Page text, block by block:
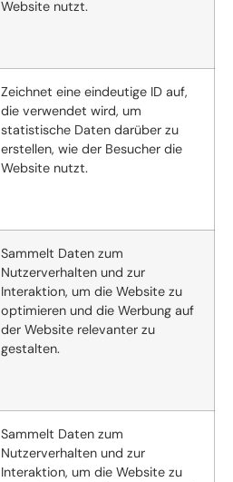
Website nutzt.
Zeichnet eine eindeutige ID auf,
die verwendet wird, um
statistische Daten darüber zu
erstellen, wie der Besucher die
Website nutzt.
Sammelt Daten zum
Nutzerverhalten und zur
Interaktion, um die Website zu
optimieren und die Werbung auf
der Website relevanter zu
gestalten.
Sammelt Daten zum
Nutzerverhalten und zur
Interaktion, um die Website zu